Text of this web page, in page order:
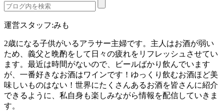
運営スタッフ:みも
2歳になる子供がいるアラサー主婦です。主人はお酒が弱い
ため、義父と晩酌をして日々の疲れをリフレッシュさせてい
ます。最近は時間がないので、ビールばかり飲んでいます
が、一番好きなお酒はワインです！ゆっくり飲むお酒ほど美
味しいものはない！世界にたくさんあるお酒を皆さんに紹介
できるように、私自身も楽しみながら情報を配信していきま
す。